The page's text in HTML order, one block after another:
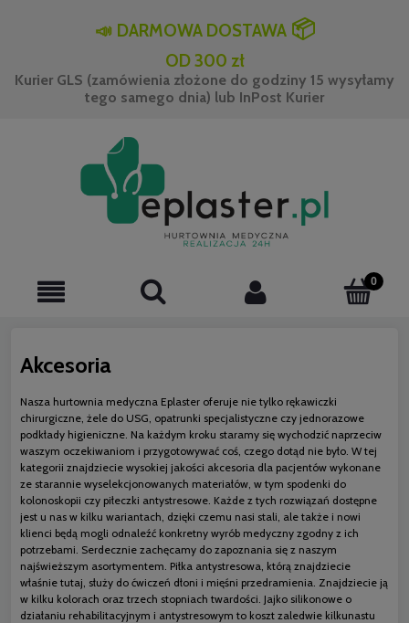
📣 DARMOWA DOSTAWA📦
OD 300 zł
Kurier GLS (zamówienia złożone do godziny 15 wysyłamy
tego samego dnia) lub InPost Kurier
Akcesoria
Nasza hurtownia medyczna Eplaster oferuje nie tylko rękawiczki
chirurgiczne, żele do USG, opatrunki specjalistyczne czy jednorazowe
podkłady higieniczne. Na każdym kroku staramy się wychodzić naprzeciw
waszym oczekiwaniom i przygotowywać coś, czego dotąd nie było. W tej
kategorii znajdziecie wysokiej jakości akcesoria dla pacjentów wykonane
ze starannie wyselekcjonowanych materiałów, w tym spodenki do
kolonoskopii czy piłeczki antystresowe. Każde z tych rozwiązań dostępne
jest u nas w kilku wariantach, dzięki czemu nasi stali, ale także i nowi
klienci będą mogli odnaleźć konkretny wyrób medyczny zgodny z ich
potrzebami. Serdecznie zachęcamy do zapoznania się z naszym
najświeższym asortymentem. Piłka antystresowa, którą znajdziecie
właśnie tutaj, służy do ćwiczeń dłoni i mięśni przedramienia. Znajdziecie ją
w kilku kolorach oraz trzech stopniach twardości. Jajko silikonowe o
działaniu rehabilitacyjnym i antystresowym to koszt zaledwie kilkunastu